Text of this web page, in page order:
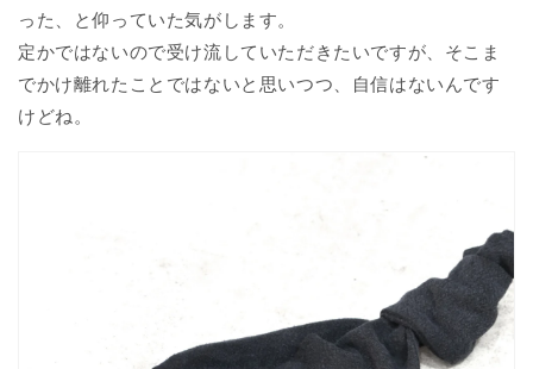
った、と仰っていた気がします。
定かではないので受け流していただきたいですが、そこま
でかけ離れたことではないと思いつつ、自信はないんです
けどね。